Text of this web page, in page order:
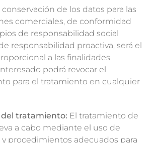
de los datos para las
comerciales, de conformidad
de responsabilidad social
responsabilidad proactiva, será el
a las finalidades
podrá revocar el
para el tratamiento en cualquier
tratamiento: El tratamiento de
a cabo mediante el uso de
procedimientos adecuados para